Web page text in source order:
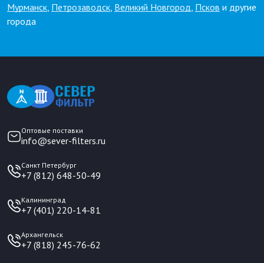
Мурманск, Петрозаводск, Великий Новгород, Псков и другие
города
Оптовые поставки
info@sever-filters.ru
Санкт Петербург
+7 (812) 648-50-49
Калининград
+7 (401) 220-14-81
Архангельск
+7 (818) 245-76-62